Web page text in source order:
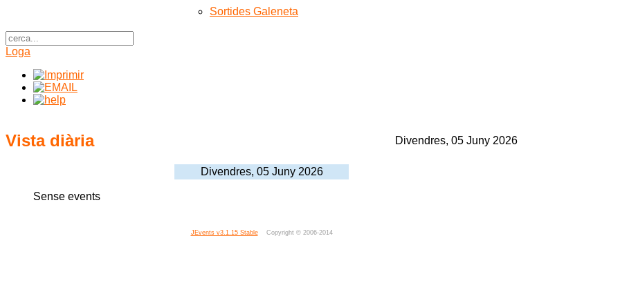
Sortides Galeneta
Loga
Vista diària Divendres, 05 Juny 2026
Divendres, 05 Juny 2026
Sense events
JEvents v3.1.15 Stable Copyright © 2006-2014